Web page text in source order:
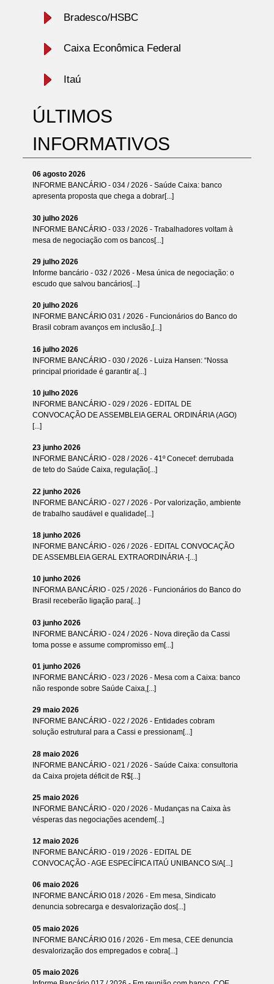
Bradesco/HSBC
Caixa Econômica Federal
Itaú
ÚLTIMOS
INFORMATIVOS
06 agosto 2026
INFORME BANCÁRIO - 034 / 2026 - Saúde Caixa: banco
apresenta proposta que chega a dobrar[...]
30 julho 2026
INFORME BANCÁRIO - 033 / 2026 - Trabalhadores voltam à
mesa de negociação com os bancos[...]
29 julho 2026
Informe bancário - 032 / 2026 - Mesa única de negociação: o
escudo que salvou bancários[...]
20 julho 2026
INFORME BANCÁRIO 031 / 2026 - Funcionários do Banco do
Brasil cobram avanços em inclusão,[...]
16 julho 2026
INFORME BANCÁRIO - 030 / 2026 - Luiza Hansen: “Nossa
principal prioridade é garantir a[...]
10 julho 2026
INFORME BANCÁRIO - 029 / 2026 - EDITAL DE
CONVOCAÇÃO DE ASSEMBLEIA GERAL ORDINÁRIA (AGO)
[...]
23 junho 2026
INFORME BANCÁRIO - 028 / 2026 - 41º Conecef: derrubada
de teto do Saúde Caixa, regulação[...]
22 junho 2026
INFORME BANCÁRIO - 027 / 2026 - Por valorização, ambiente
de trabalho saudável e qualidade[...]
18 junho 2026
INFORME BANCÁRIO - 026 / 2026 - EDITAL CONVOCAÇÃO
DE ASSEMBLEIA GERAL EXTRAORDINÁRIA -[...]
10 junho 2026
INFORMA BANCÁRIO - 025 / 2026 - Funcionários do Banco do
Brasil receberão ligação para[...]
03 junho 2026
INFORME BANCÁRIO - 024 / 2026 - Nova direção da Cassi
toma posse e assume compromisso em[...]
01 junho 2026
INFORME BANCÁRIO - 023 / 2026 - Mesa com a Caixa: banco
não responde sobre Saúde Caixa,[...]
29 maio 2026
INFORME BANCÁRIO - 022 / 2026 - Entidades cobram
solução estrutural para a Cassi e pressionam[...]
28 maio 2026
INFORME BANCÁRIO - 021 / 2026 - Saúde Caixa: consultoria
da Caixa projeta déficit de R$[...]
25 maio 2026
INFORME BANCÁRIO - 020 / 2026 - Mudanças na Caixa às
vésperas das negociações acendem[...]
12 maio 2026
INFORME BANCÁRIO - 019 / 2026 - EDITAL DE
CONVOCAÇÃO - AGE ESPECÍFICA ITAÚ UNIBANCO S/A[...]
06 maio 2026
INFORME BANCÁRIO 018 / 2026 - Em mesa, Sindicato
denuncia sobrecarga e desvalorização dos[...]
05 maio 2026
INFORME BANCÁRIO 016 / 2026 - Em mesa, CEE denuncia
desvalorização dos empregados e cobra[...]
05 maio 2026